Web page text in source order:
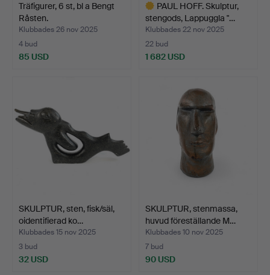
Träfigurer, 6 st, bl a Bengt
Råsten.
Klubbades 26 nov 2025
4 bud
85 USD
PAUL HOFF. Skulptur,
stengods, Lappuggla "…
Klubbades 22 nov 2025
22 bud
1 682 USD
SKULPTUR, sten, fisk/säl,
oidentifierad ko…
Klubbades 15 nov 2025
3 bud
32 USD
SKULPTUR, stenmassa,
huvud föreställande M…
Klubbades 10 nov 2025
7 bud
90 USD